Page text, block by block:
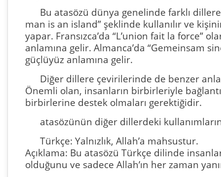
Bu atasözü dünya genelinde farklı
man is an island” şeklinde kullanılır ve
yapar. Fransızca’da “L’union fait la force”
anlamına gelir. Almanca’da “Gemeinsam
güçlüyüz anlamına gelir.
Diğer dillere çevirilerinde de benzer
Önemli olan, insanların birbirleriyle
birbirlerine destek olmaları gerektiğidir.
atasözünün diğer dillerdeki
Türkçe: Yalnızlık, Allah’a mahsustur.
Açıklama: Bu atasözü Türkçe dilinde
olduğunu ve sadece Allah’ın her zaman